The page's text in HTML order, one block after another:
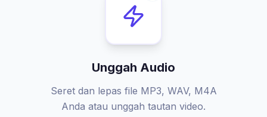
Unggah Audio
Seret dan lepas file MP3, WAV, M4A
Anda atau unggah tautan video.